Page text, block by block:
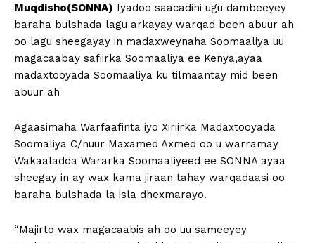
Muqdisho(SONNA) Iyadoo saacadihi ugu dambeeyey
baraha bulshada lagu arkayay warqad been abuur ah
oo lagu sheegayay in madaxweynaha Soomaaliya uu
magacaabay safiirka Soomaaliya ee Kenya,ayaa
madaxtooyada Soomaaliya ku tilmaantay mid been
abuur ah
Agaasimaha Warfaafinta iyo Xiriirka Madaxtooyada
Soomaliya C/nuur Maxamed Axmed oo u warramay
Wakaaladda Wararka Soomaaliyeed ee SONNA ayaa
sheegay in ay wax kama jiraan tahay warqadaasi oo
baraha bulshada la isla dhexmarayo.
“Majirto wax magacaabis ah oo uu sameeyey